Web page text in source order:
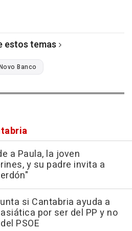
estos temas
Banco
a Paula, la joven
y su padre invita a
si Cantabria ayuda a
por ser del PP y no
PSOE